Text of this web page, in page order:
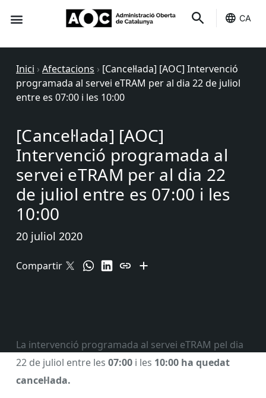
CA
Inici › Afectacions › [Cancel·lada] [AOC] Intervenció
programada al servei eTRAM per al dia 22 de juliol
entre es 07:00 i les 10:00
[Cancel·lada] [AOC]
Intervenció programada al
servei eTRAM per al dia 22
de juliol entre es 07:00 i les
10:00
20 juliol 2020
Compartir
La intervenció programada al servei eTRAM pel dia
22 de juliol entre les 07:00 i les 10:00 ha quedat
cancel·lada.